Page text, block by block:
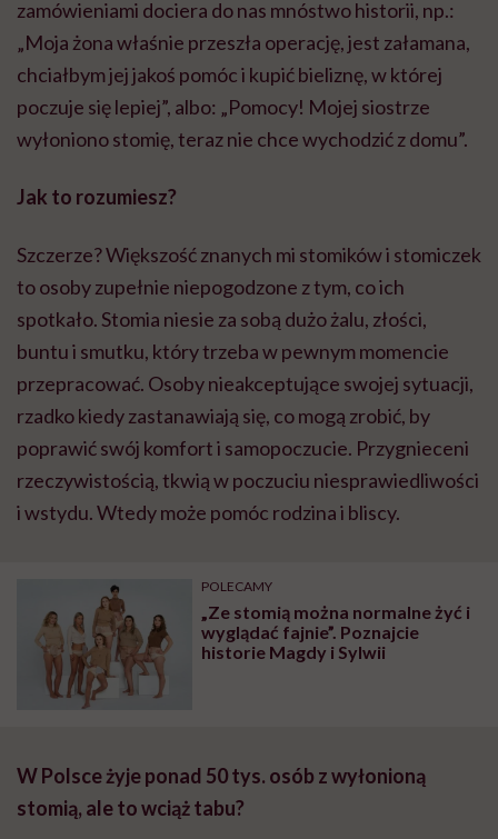
zamówieniami dociera do nas mnóstwo historii, np.:
„Moja żona właśnie przeszła operację, jest załamana,
chciałbym jej jakoś pomóc i kupić bieliznę, w której
poczuje się lepiej”, albo: „Pomocy! Mojej siostrze
wyłoniono stomię, teraz nie chce wychodzić z domu”.
Jak to rozumiesz?
Szczerze? Większość znanych mi stomików i stomiczek
to osoby zupełnie niepogodzone z tym, co ich
spotkało. Stomia niesie za sobą dużo żalu, złości,
buntu i smutku, który trzeba w pewnym momencie
przepracować. Osoby nieakceptujące swojej sytuacji,
rzadko kiedy zastanawiają się, co mogą zrobić, by
poprawić swój komfort i samopoczucie. Przygnieceni
rzeczywistością, tkwią w poczuciu niesprawiedliwości
i wstydu. Wtedy może pomóc rodzina i bliscy.
POLECAMY
„Ze stomią można normalne żyć i
wyglądać fajnie”. Poznajcie
historie Magdy i Sylwii
W Polsce żyje ponad 50 tys. osób z wyłonioną
stomią, ale to wciążtabu?